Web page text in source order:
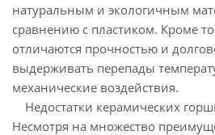
натуральным и экологичным
сравнению с пластиком. Кроме
отличаются прочностью и
выдерживать перепады
механические воздействия.
Недостатки керамических
Несмотря на множество